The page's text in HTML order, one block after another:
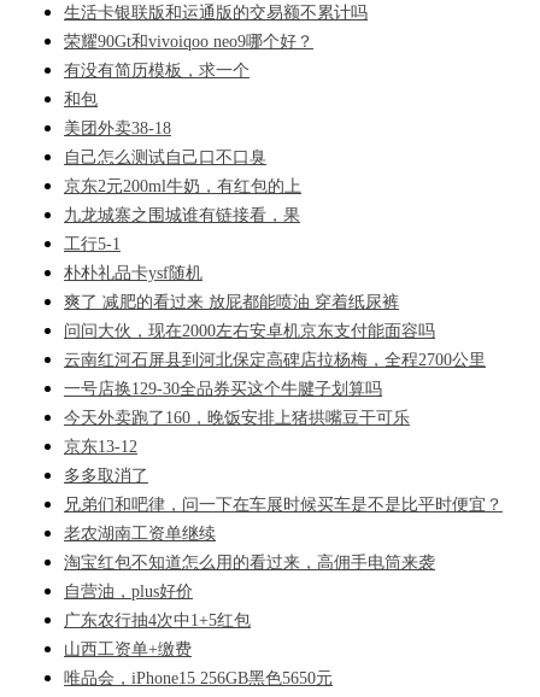
生活卡银联版和运通版的交易额不累计吗
荣耀90Gt和vivoiqoo neo9哪个好？
有没有简历模板，求一个
和包
美团外卖38-18
自己怎么测试自己口不口臭
京东2元200ml牛奶，有红包的上
九龙城寨之围城谁有链接看，果
工行5-1
朴朴礼品卡ysf随机
爽了 减肥的看过来 放屁都能喷油 穿着纸尿裤
问问大伙，现在2000左右安卓机京东支付能面容吗
云南红河石屏县到河北保定高碑店拉杨梅，全程2700公里
一号店换129-30全品券买这个牛腱子划算吗
今天外卖跑了160，晚饭安排上猪拱嘴豆干可乐
京东13-12
多多取消了
兄弟们和吧律，问一下在车展时候买车是不是比平时便宜？
老农湖南工资单继续
淘宝红包不知道怎么用的看过来，高佣手电筒来袭
自营油，plus好价
广东农行抽4次中1+5红包
山西工资单+缴费
唯品会，iPhone15 256GB黑色5650元